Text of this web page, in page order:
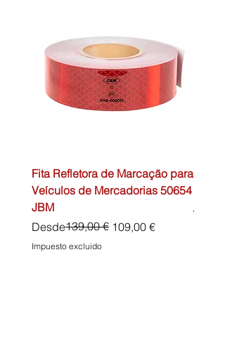
Fita Refletora de Marcação para
Veículos de Mercadorias 50654
JBM
Desde
Precio139,00 € 109,00 €
Precio de oferta
Impuesto excluido
Precio
45,00 €